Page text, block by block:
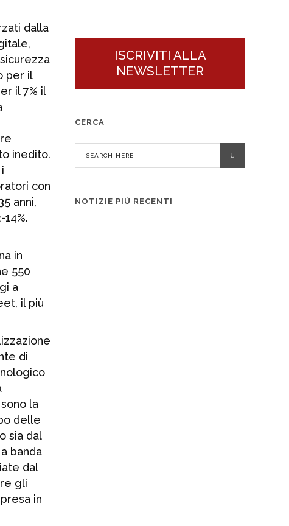
dalla
per il
il 7% il
inedito.
con
anni,
in
550
a
il più
di
la
delle
sia dal
banda
dal
gli
in
ISCRIVITI ALLA
NEWSLETTER
CERCA
NOTIZIE PIÙ RECENTI